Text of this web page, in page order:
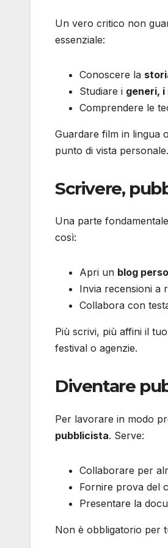
Un vero critico non
essenziale:
Conoscere la
Studiare i generi,
Comprendere le
Guardare film in lingua
punto di vista personale.
Scrivere,
Una parte
così:
Apri un blog
Invia recensioni a
Collabora con
Più scrivi, più affini il
festival o agenzie.
Diventare
Per lavorare in modo
pubblicista. Serve:
Collaborare per
Fornire prova del
Presentare la
Non è obbligatorio per